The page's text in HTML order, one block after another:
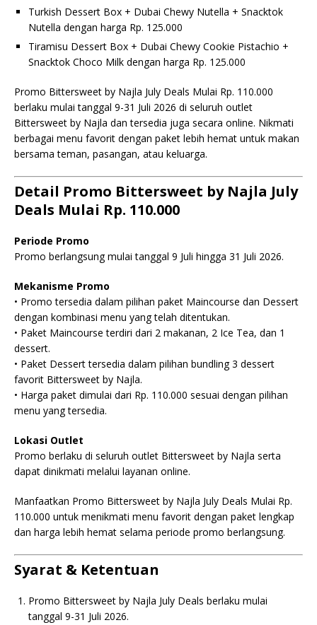
Turkish Dessert Box + Dubai Chewy Nutella + Snacktok
Nutella dengan harga Rp. 125.000
Tiramisu Dessert Box + Dubai Chewy Cookie Pistachio +
Snacktok Choco Milk dengan harga Rp. 125.000
Promo Bittersweet by Najla July Deals Mulai Rp. 110.000
berlaku mulai tanggal 9-31 Juli 2026 di seluruh outlet
Bittersweet by Najla dan tersedia juga secara online. Nikmati
berbagai menu favorit dengan paket lebih hemat untuk makan
bersama teman, pasangan, atau keluarga.
Detail Promo Bittersweet by Najla July
Deals Mulai Rp. 110.000
Periode Promo
Promo berlangsung mulai tanggal 9 Juli hingga 31 Juli 2026.
Mekanisme Promo
• Promo tersedia dalam pilihan paket Maincourse dan Dessert
dengan kombinasi menu yang telah ditentukan.
• Paket Maincourse terdiri dari 2 makanan, 2 Ice Tea, dan 1
dessert.
• Paket Dessert tersedia dalam pilihan bundling 3 dessert
favorit Bittersweet by Najla.
• Harga paket dimulai dari Rp. 110.000 sesuai dengan pilihan
menu yang tersedia.
Lokasi Outlet
Promo berlaku di seluruh outlet Bittersweet by Najla serta
dapat dinikmati melalui layanan online.
Manfaatkan Promo Bittersweet by Najla July Deals Mulai Rp.
110.000 untuk menikmati menu favorit dengan paket lengkap
dan harga lebih hemat selama periode promo berlangsung.
Syarat & Ketentuan
Promo Bittersweet by Najla July Deals berlaku mulai
tanggal 9-31 Juli 2026.